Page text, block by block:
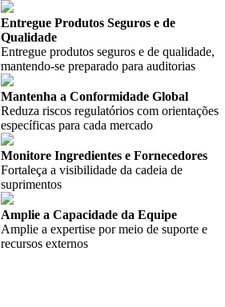
Entregue Produtos Seguros e de
Qualidade
Entregue produtos seguros e de qualidade,
mantendo-se preparado para auditorias
Mantenha a Conformidade Global
Reduza riscos regulatórios com orientações
específicas para cada mercado
Monitore Ingredientes e Fornecedores
Fortaleça a visibilidade da cadeia de
suprimentos
Amplie a Capacidade da Equipe
Amplie a expertise por meio de suporte e
recursos externos